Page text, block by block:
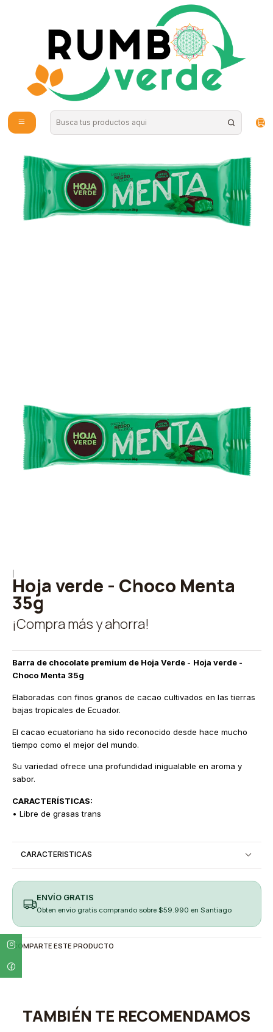
Envío gratis por compras sobre los 59.990 en la provincia de Santiago
Hoja verde - Choco Menta 35g
Hoja verde - Choco Menta
35g
¡Compra más y ahorra!
Barra de chocolate premium de Hoja Verde - Hoja verde -
Choco Menta 35g
Elaboradas con finos granos de cacao cultivados en las tierras
bajas tropicales de Ecuador.
El cacao ecuatoriano ha sido reconocido desde hace mucho
tiempo como el mejor del mundo.
Su variedad ofrece una profundidad inigualable en aroma y
sabor.
CARACTERÍSTICAS:
• Libre de grasas trans
CARACTERISTICAS
ENVÍO GRATIS
Obten envio gratis comprando sobre $59.990 en Santiago
COMPARTE ESTE PRODUCTO
TAMBIÉN TE RECOMENDAMOS